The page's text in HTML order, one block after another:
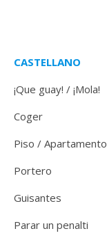
CASTELLANO
¡Que guay! / ¡Mola!
Coger
Piso / Apartamento
Portero
Guisantes
Parar un penalti